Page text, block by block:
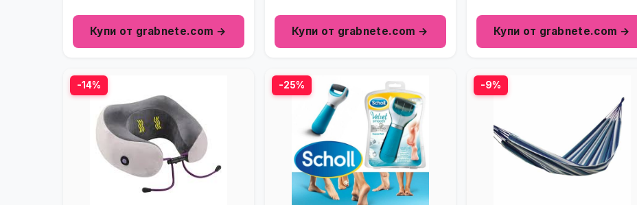
Купи от grabnete.com → Купи от grabnete.com → Купи от grabnete.com →
-14% -25% -9%